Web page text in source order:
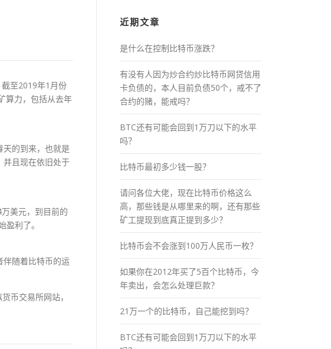
至2019年1月份
算力，包括从去年
天的到来，也就是
并且现在依旧处于
美元，到目前的
利了。
伴随着比特币的运
币交易所网站，
近期文章
是什么在控制比特币涨跌？
有没有人因为炒合约炒比特币网贷信用
卡负债的，本人目前负债50个，戒不了
合约的赌，能戒吗？
BTC还有可能会回到1万刀以下的水平
吗？
比特币最初多少钱一股？
请问各位大佬，现在比特币价格这么
高，那些钱是从哪里来的啊，还有那些
矿工提现到底真正提到多少？
比特币会不会涨到100万人民币一枚？
如果你在2012年买了5百个比特币，今
年卖出，会怎么处理巨款？
21万一个的比特币，自己能挖到吗？
BTC还有可能会回到1万刀以下的水平